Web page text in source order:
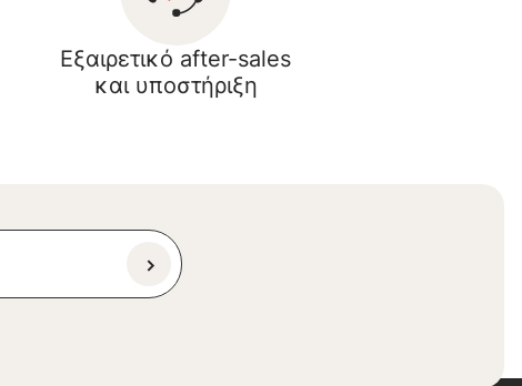
Εξαιρετικό after-sales
και υποστήριξη